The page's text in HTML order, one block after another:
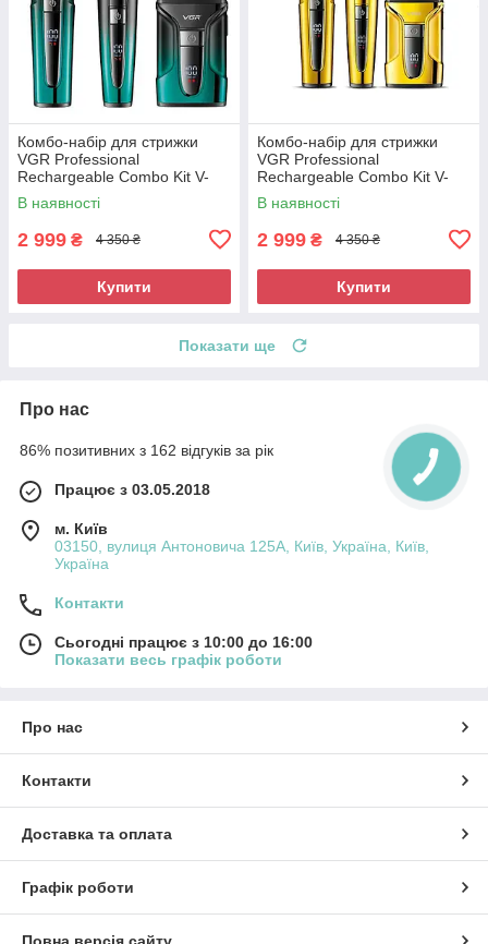
Комбо-набір для стрижки
VGR Professional
Rechargeable Combo Kit V-
694
В наявності
2 999 ₴ 4 350 ₴
Купити
Комбо-набір для стрижки
VGR Professional
Rechargeable Combo Kit V-
694 Gold
В наявності
2 999 ₴ 4 350 ₴
Купити
Показати ще
Про нас
86% позитивних з 162 відгуків за рік
Працює з 03.05.2018
м. Київ
03150, вулиця Антоновича 125А, Київ, Україна, Київ,
Україна
Контакти
Сьогодні працює з 10:00 до 16:00
Показати весь графік роботи
Про нас
Контакти
Доставка та оплата
Графік роботи